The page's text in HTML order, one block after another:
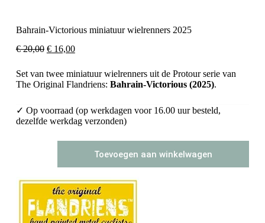
Bahrain-Victorious miniatuur wielrenners 2025
€20,00 Oorspronkelijke
was:
€ 20,00.
€16,00Huidige
is:
€ 16,00.
Set van twee miniatuur wielrenners uit de Protour serie van
The Original Flandriens: Bahrain-Victorious(2025).
✓ Op voorraad (op werkdagen voor 16.00 uur besteld,
dezelfde werkdag verzonden)
2025
Toevoegen aan winkelwagen